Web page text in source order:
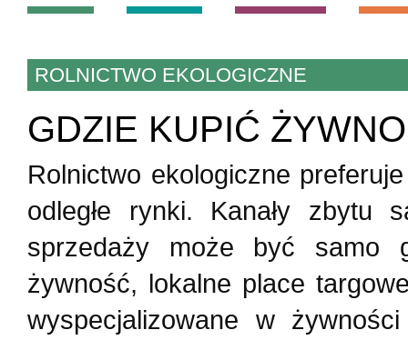
ROLNICTWO EKOLOGICZNE
GDZIE KUPIĆ
Rolnictwo ekologiczne
odległe rynki. Kanały zbytu
sprzedaży może być samo
żywność, lokalne place
wyspecjalizowane w